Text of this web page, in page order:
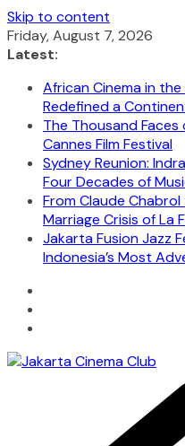
Skip to content
Friday, August 7, 2026
Latest:
African Cinema in
Redefined a
The Thousand
Cannes Film Festival
Sydney Reunion:
Four Decades of
From Claude
Marriage Crisis of La
Jakarta Fusion Jazz
Indonesia’s Most